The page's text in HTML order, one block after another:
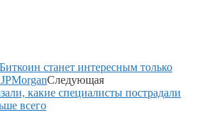
Биткоин станет интересным только
Следующая
какие специалисты пострадали
всего